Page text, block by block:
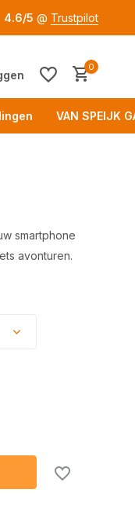
4.6/5 @ Trustpilot
0
VAN SPEIJK
smartphone
avonturen.